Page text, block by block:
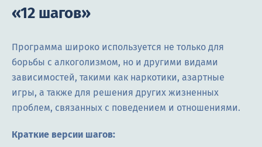
«12 шагов»
Программа широко используется не только для
борьбы с алкоголизмом, но и другими видами
зависимостей, такими как наркотики, азартные
игры, а также для решения других жизненных
проблем, связанных с поведением и отношениями.
Краткие версии шагов: